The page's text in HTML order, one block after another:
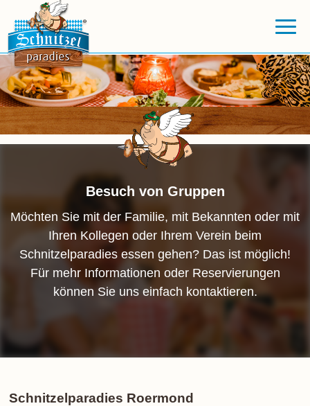
Besuch von Gruppen
Möchten Sie mit der Familie, mit Bekannten oder mit
Ihren Kollegen oder Ihrem Verein beim
Schnitzelparadies essen gehen? Das ist möglich!
Für mehr Informationen oder Reservierungen
können Sie uns einfach kontaktieren.
Schnitzelparadies Roermond